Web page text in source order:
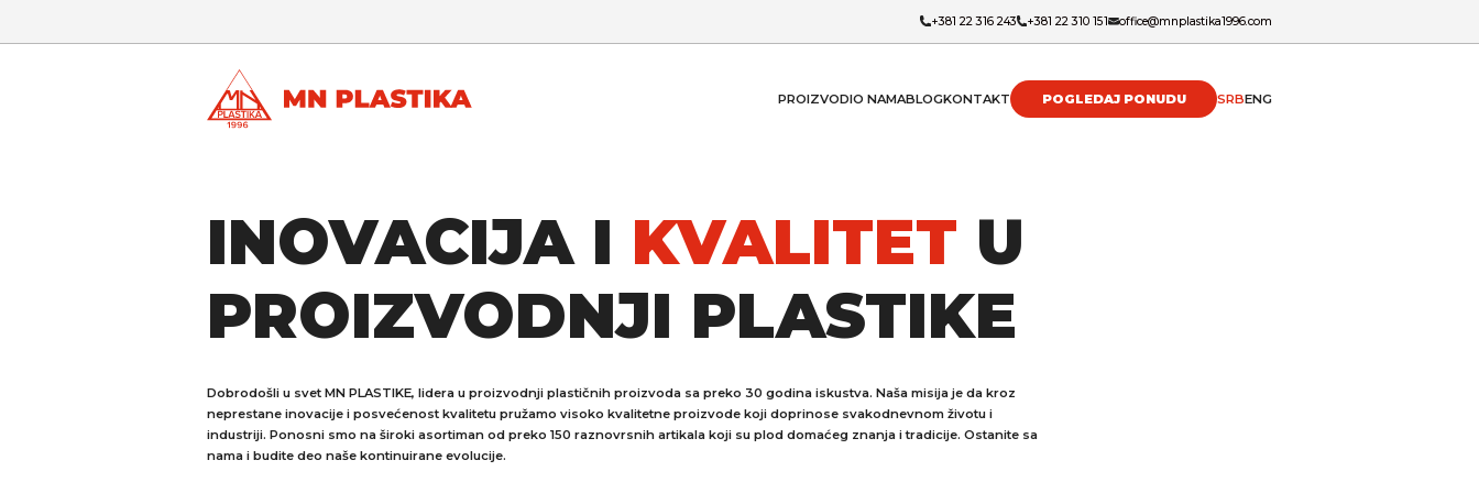
+381 22 316 243 +381 22 310 151 office@mnplastika1996.com
PROIZVODIO NAMABLOGKONTAKT POGLEDAJ PONUDU SRBENG
INOVACIJA I KVALITET U
PROIZVODNJI PLASTIKE
Dobrodošli u svet MN PLASTIKE, lidera u proizvodnji plastičnih proizvoda sa preko 30 godina iskustva. Naša misija je da kroz
neprestane inovacije i posvećenost kvalitetu pružamo visoko kvalitetne proizvode koji doprinose svakodnevnom životu i
industriji. Ponosni smo na široki asortiman od preko 150 raznovrsnih artikala koji su plod domaćeg znanja i tradicije. Ostanite sa
nama i budite deo naše kontinuirane evolucije.